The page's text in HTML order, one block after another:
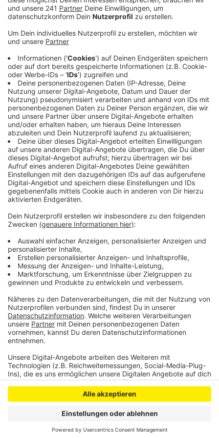
Anzeige
Energie zu sparen.
Veröffentlicht:Dienstag, 18.10.2022 06:50
Der Spezialchemiekonzern Covestro plant zum
Beispiel Bürogebäude zusammenzulegen. Das
Unternehmen setzt dafür vermehrt auf Co-Working-
Plätze und Home-Office. Die Ansätze zum Energie
sparen im Chempark in Wiesdorf sind unterschiedlich.
Laut Currenta gibt es zum Beispiel zusätzliche
Trainings für Energieberater.Hier sind teilweise auch
Monitoring-Tools im Einsatz, die tagesaktuell
Energiekosten von Gebäuden oder Betrieben
visualisieren können, um dann entsprechend reagieren
zu können, so ein Sprecher. Ähnlich agiert wird auch für
technische Verbesserungen: So setzen einige
Unternehmen laut Currenta zum Beispiel
Dämmung noch verbessert werden kann.
Anzeige
Anzeige